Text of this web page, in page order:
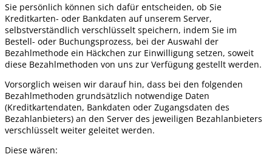
Sie persönlich können sich dafür entscheiden, ob Sie
Kreditkarten- oder Bankdaten auf unserem Server,
selbstverständlich verschlüsselt speichern, indem Sie im
Bestell- oder Buchungsprozess, bei der Auswahl der
Bezahlmethode ein Häckchen zur Einwilligung setzen, soweit
diese Bezahlmethoden von uns zur Verfügung gestellt werden.
Vorsorglich weisen wir darauf hin, dass bei den folgenden
Bezahlmethoden grundsätzlich notwendige Daten
(Kreditkartendaten, Bankdaten oder Zugangsdaten des
Bezahlanbieters) an den Server des jeweiligen Bezahlanbieters
verschlüsselt weiter geleitet werden.
Diese wären: